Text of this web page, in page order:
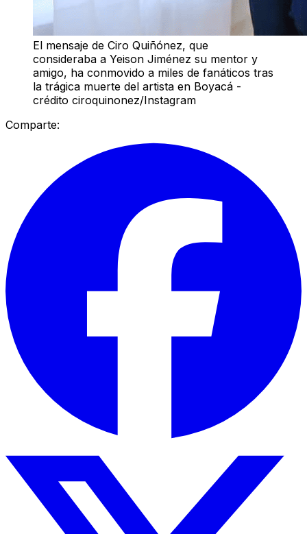
El mensaje de Ciro Quiñónez, que
consideraba a Yeison Jiménez su mentor y
amigo, ha conmovido a miles de fanáticos tras
la trágica muerte del artista en Boyacá -
crédito ciroquinonez/Instagram
Comparte: